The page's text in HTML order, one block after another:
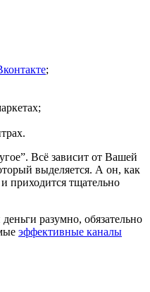
;
Всё зависит от Вашей
выделяется. А он, как
приходится тщательно
разумно, обязательно
эффективные каналы